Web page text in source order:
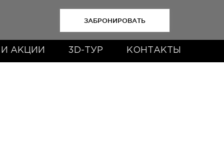
ЗАБРОНИРОВАТЬ
АКЦИИ 3D-ТУР КОНТАКТЫ